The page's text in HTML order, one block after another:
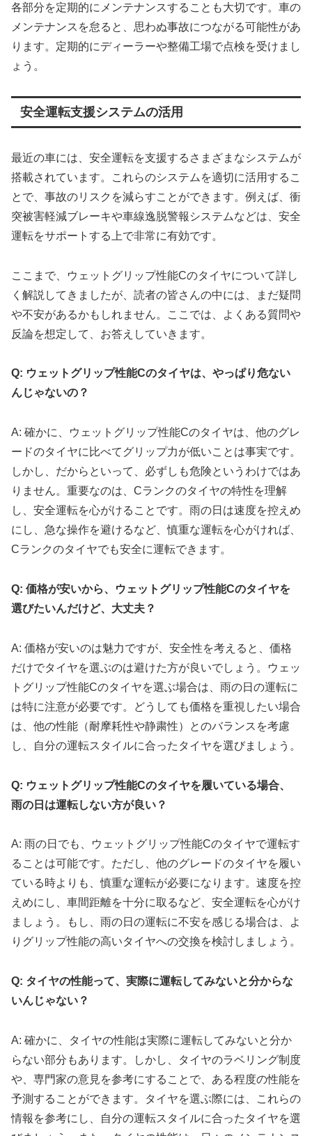
各部分を定期的にメンテナンスすることも大切です。車の
メンテナンスを怠ると、思わぬ事故につながる可能性があ
ります。定期的にディーラーや整備工場で点検を受けまし
ょう。
安全運転支援システムの活用
最近の車には、安全運転を支援するさまざまなシステムが
搭載されています。これらのシステムを適切に活用するこ
とで、事故のリスクを減らすことができます。例えば、衝
突被害軽減ブレーキや車線逸脱警報システムなどは、安全
運転をサポートする上で非常に有効です。
ここまで、ウェットグリップ性能Cのタイヤについて詳し
く解説してきましたが、読者の皆さんの中には、まだ疑問
や不安があるかもしれません。ここでは、よくある質問や
反論を想定して、お答えしていきます。
Q: ウェットグリップ性能Cのタイヤは、やっぱり危ない
んじゃないの？
A: 確かに、ウェットグリップ性能Cのタイヤは、他のグレ
ードのタイヤに比べてグリップ力が低いことは事実です。
しかし、だからといって、必ずしも危険というわけではあ
りません。重要なのは、Cランクのタイヤの特性を理解
し、安全運転を心がけることです。雨の日は速度を控えめ
にし、急な操作を避けるなど、慎重な運転を心がければ、
Cランクのタイヤでも安全に運転できます。
Q: 価格が安いから、ウェットグリップ性能Cのタイヤを
選びたいんだけど、大丈夫？
A: 価格が安いのは魅力ですが、安全性を考えると、価格
だけでタイヤを選ぶのは避けた方が良いでしょう。ウェッ
トグリップ性能Cのタイヤを選ぶ場合は、雨の日の運転に
は特に注意が必要です。どうしても価格を重視したい場合
は、他の性能（耐摩耗性や静粛性）とのバランスを考慮
し、自分の運転スタイルに合ったタイヤを選びましょう。
Q: ウェットグリップ性能Cのタイヤを履いている場合、
雨の日は運転しない方が良い？
A: 雨の日でも、ウェットグリップ性能Cのタイヤで運転す
ることは可能です。ただし、他のグレードのタイヤを履い
ている時よりも、慎重な運転が必要になります。速度を控
えめにし、車間距離を十分に取るなど、安全運転を心がけ
ましょう。もし、雨の日の運転に不安を感じる場合は、よ
りグリップ性能の高いタイヤへの交換を検討しましょう。
Q: タイヤの性能って、実際に運転してみないと分からな
いんじゃない？
A: 確かに、タイヤの性能は実際に運転してみないと分か
らない部分もあります。しかし、タイヤのラベリング制度
や、専門家の意見を参考にすることで、ある程度の性能を
予測することができます。タイヤを選ぶ際には、これらの
情報を参考にし、自分の運転スタイルに合ったタイヤを選